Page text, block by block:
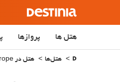
هتل ها پروازها
هتل‌ها هتل در Europe